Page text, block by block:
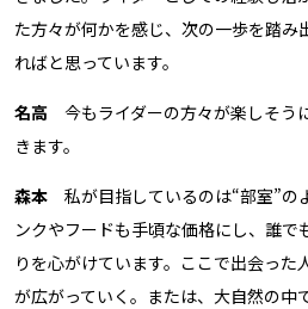
た方々が何かを感じ、次の一歩を踏み
ればと思っています。
名高 今もライダーの方々が楽しそう
きます。
森本 私が目指しているのは“部室”の
ンクやフードも手頃な価格にし、誰で
りを心がけています。ここで出会っ
が広がっていく。または、大自然の中